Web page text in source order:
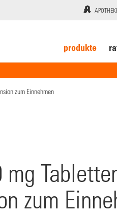
produkte
zum Einnehmen
zum